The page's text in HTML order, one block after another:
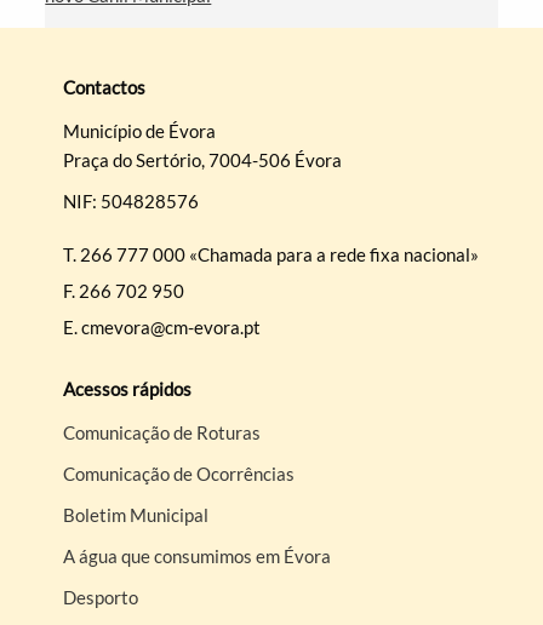
Contactos
Município de Évora
Praça do Sertório, 7004-506 Évora
NIF: 504828576
T. 266 777 000 «Chamada para a rede fixa nacional»
F. 266 702 950
E.cmevora@cm-evora.pt
Acessos rápidos
Comunicação de Roturas
Comunicação de Ocorrências
Boletim Municipal
A água que consumimos em Évora
Desporto